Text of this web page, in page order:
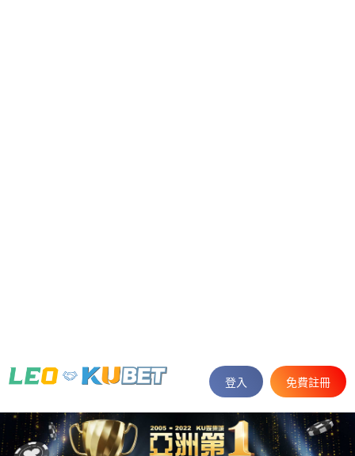
登入 免費註冊
育
投
注
人
遊
戲
子
遊
戲
合
彩
球
魚
機
新
優
惠